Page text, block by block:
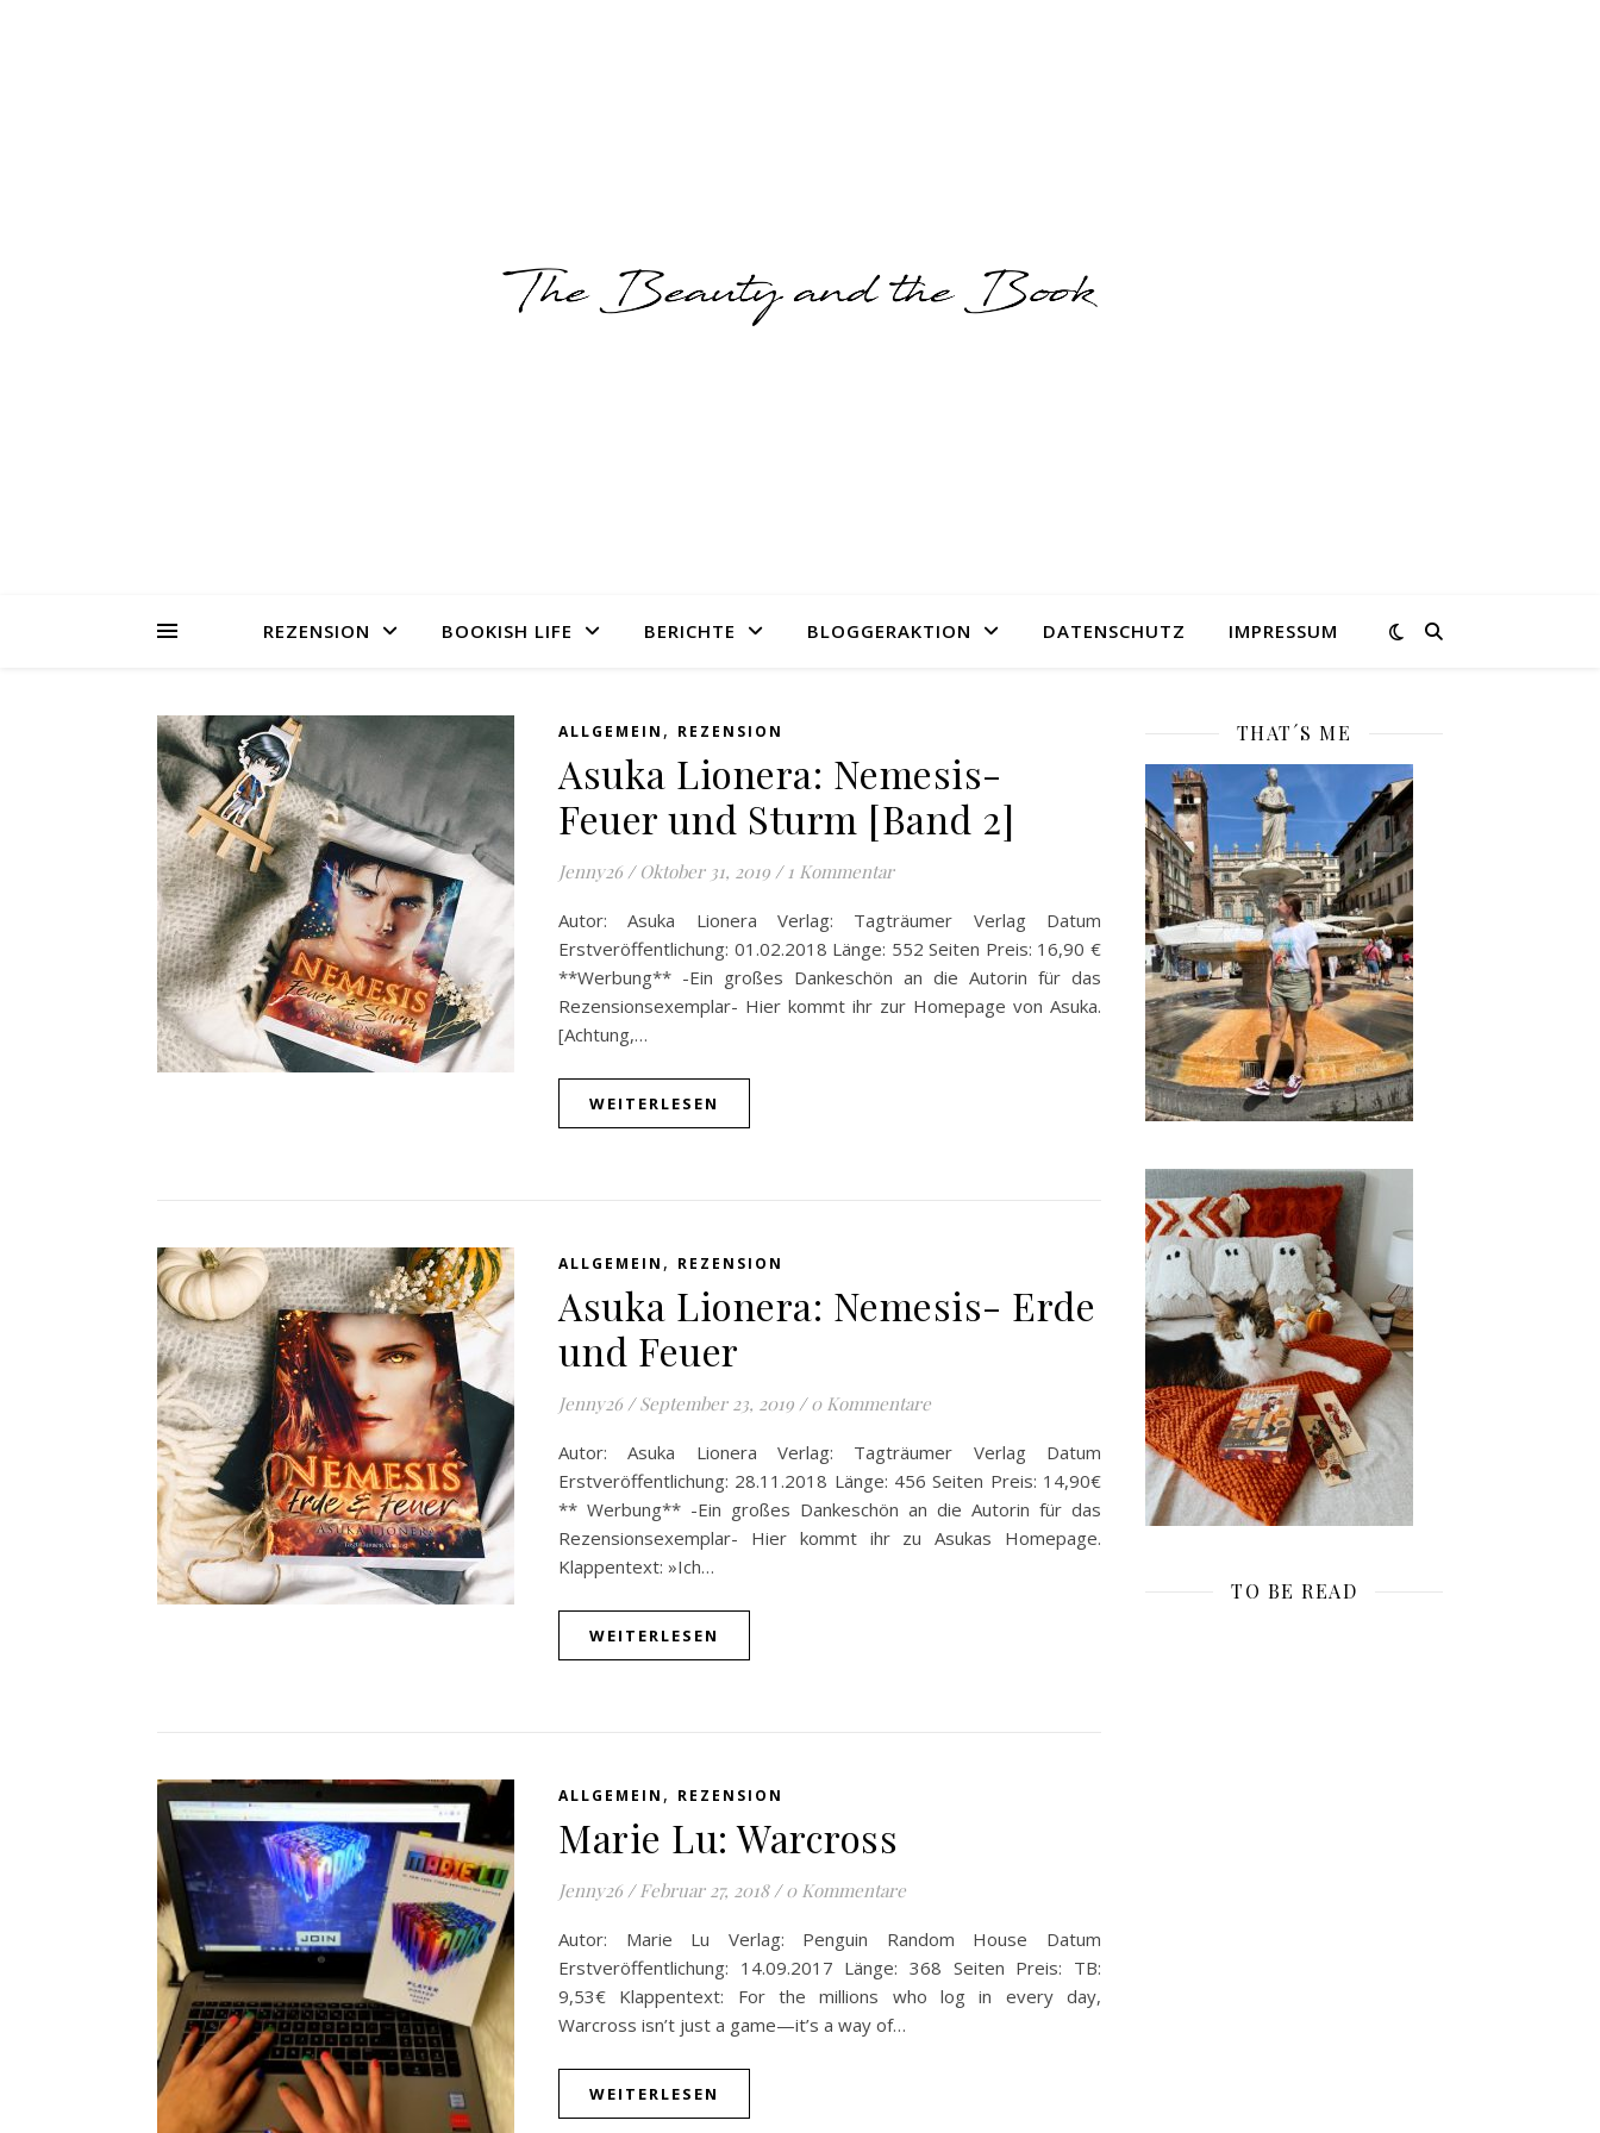
REZENSION BOOKISH LIFE BERICHTE BLOGGERAKTION DATENSCHUTZ IMPRESSUM
ALLGEMEIN , REZENSION
Asuka Lionera: Nemesis-
Feuer und Sturm [Band 2]
Jenny26 / Oktober 31, 2019 / 1 Kommentar
Autor: Asuka Lionera Verlag: Tagträumer Verlag Datum
Erstveröffentlichung: 01.02.2018 Länge: 552 Seiten Preis: 16,90 €
**Werbung** -Ein großes Dankeschön an die Autorin für das
Rezensionsexemplar- Hier kommt ihr zur Homepage von Asuka.
[Achtung,…
WEITERLESEN
ALLGEMEIN , REZENSION
Asuka Lionera: Nemesis- Erde
und Feuer
Jenny26 / September 23, 2019 / 0 Kommentare
Autor: Asuka Lionera Verlag: Tagträumer Verlag Datum
Erstveröffentlichung: 28.11.2018 Länge: 456 Seiten Preis: 14,90€
** Werbung** -Ein großes Dankeschön an die Autorin für das
Rezensionsexemplar- Hier kommt ihr zu Asukas Homepage.
Klappentext: »Ich…
WEITERLESEN
ALLGEMEIN , REZENSION
Marie Lu: Warcross
Jenny26 / Februar 27, 2018 / 0 Kommentare
Autor: Marie Lu Verlag: Penguin Random House Datum
Erstveröffentlichung: 14.09.2017 Länge: 368 Seiten Preis: TB:
9,53€ Klappentext: For the millions who log in every day,
Warcross isn’t just a game—it’s a way of…
WEITERLESEN
THAT´S ME
TO BE READ